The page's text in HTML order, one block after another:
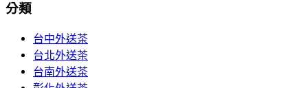
分類
台中外送茶
台北外送茶
台南外送茶